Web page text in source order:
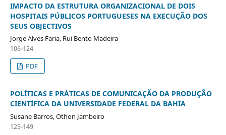
IMPACTO DA ESTRUTURA ORGANIZACIONAL DE DOIS
HOSPITAIS PÚBLICOS PORTUGUESES NA EXECUÇÃO DOS
SEUS OBJECTIVOS
Jorge Alves Faria, Rui Bento Madeira
106-124
PDF
POLÍTICAS E PRÁTICAS DE COMUNICAÇÃO DA PRODUÇÃO
CIENTÍFICA DA UNIVERSIDADE FEDERAL DA BAHIA
Susane Barros, Othon Jambeiro
125-149